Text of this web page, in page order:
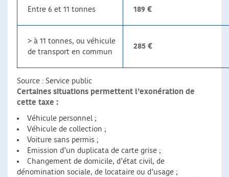
Entre 6 et 11 tonnes 189 €
> à 11 tonnes, ou véhicule
de transport en commun
285 €
Source : Service public
Certaines situations permettent l’exonération de
cette taxe :
Véhicule personnel ;
Véhicule de collection ;
Voiture sans permis ;
Emission d’un duplicata de carte grise ;
Changement de domicile, d’état civil, de
dénomination sociale, de locataire ou d’usage ;